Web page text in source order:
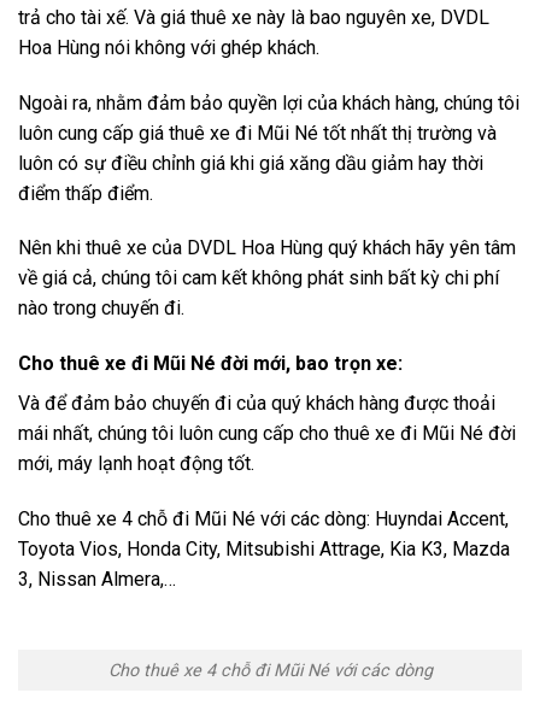
trả cho tài xế. Và giá thuê xe này là bao nguyên xe, DVDL
Hoa Hùng nói không với ghép khách.
Ngoài ra, nhằm đảm bảo quyền lợi của khách hàng, chúng tôi
luôn cung cấp giá thuê xe đi Mũi Né tốt nhất thị trường và
luôn có sự điều chỉnh giá khi giá xăng dầu giảm hay thời
điểm thấp điểm.
Nên khi thuê xe của DVDL Hoa Hùng quý khách hãy yên tâm
về giá cả, chúng tôi cam kết không phát sinh bất kỳ chi phí
nào trong chuyến đi.
Cho thuê xe đi Mũi Né đời mới, bao trọn xe:
Và để đảm bảo chuyến đi của quý khách hàng được thoải
mái nhất, chúng tôi luôn cung cấp cho thuê xe đi Mũi Né đời
mới, máy lạnh hoạt động tốt.
Cho thuê xe 4 chỗ đi Mũi Né với các dòng: Huyndai Accent,
Toyota Vios, Honda City, Mitsubishi Attrage, Kia K3, Mazda
3, Nissan Almera,…
Cho thuê xe 4 chỗ đi Mũi Né với các dòng